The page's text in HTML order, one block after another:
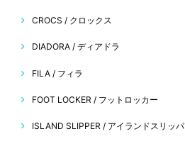
CROCS / クロックス
DIADORA / ディアドラ
FILA / フィラ
FOOT LOCKER / フットロッカー
ISLAND SLIPPER / アイランドスリッパ